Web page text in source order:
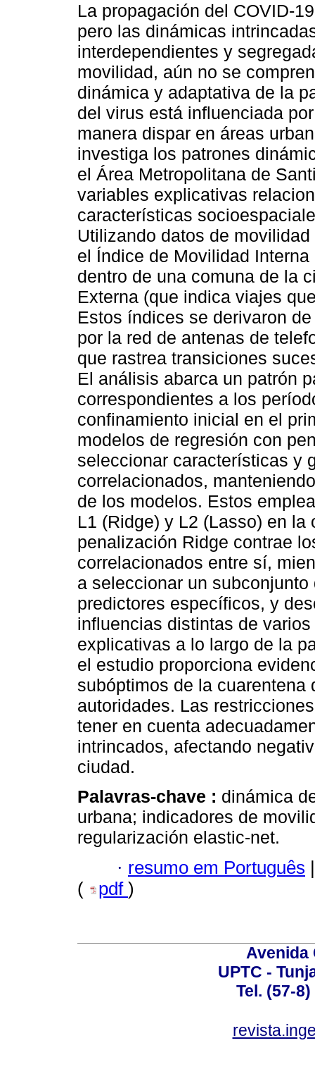
La propagación del COVID-
pero las dinámicas
interdependientes y
movilidad, aún no se
dinámica y adaptativa de la
del virus está influenciada
manera dispar en áreas
investiga los patrones
el Área Metropolitana de
variables explicativas
características
Utilizando datos de
el Índice de Movilidad
dentro de una comuna de la
Externa (que indica viajes
Estos índices se derivaron
por la red de antenas de
que rastrea transiciones
El análisis abarca un patrón
correspondientes a los
confinamiento inicial en el
modelos de regresión con
seleccionar características y
correlacionados,
de los modelos. Estos
L1 (Ridge) y L2 (Lasso) en
penalización Ridge contrae
correlacionados entre sí,
a seleccionar un
predictores específicos, y
influencias distintas de
explicativas a lo largo de la
el estudio proporciona
subóptimos de la
autoridades. Las
tener en cuenta
intrincados, afectando
ciudad.
Palavras-chave : dinámica
urbana; indicadores de
regularización elastic-net.
· resumo em Português |
(
pdf )
Avenida
UPTC -
Tel. (57-